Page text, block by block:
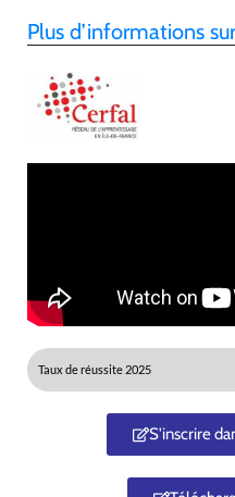
Plus d’informations
Taux de réussite 2025
S'inscrire